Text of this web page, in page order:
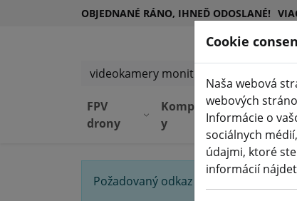
OBJEDNANÉ RÁNO, IHNEĎ ODOSLANÉ!
Vyhľadať produkty
FPV
drony
Komponent
y
e
Požadovaný odkaz sa nenašiel.
Cookie
Naša webová
webových
Informácie o
sociálnych
údajmi, ktoré
informácií